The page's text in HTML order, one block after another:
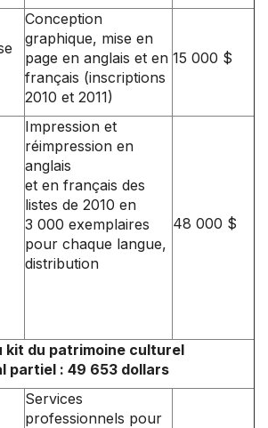
Conception
graphique, mise en
page en anglais et en
français (inscriptions
2010 et 2011)
15 000 $
Impression et
réimpression en
anglais
et en français des
listes de 2010 en
3 000 exemplaires
pour chaque langue,
distribution
48 000 $
kit du patrimoine culturel
partiel : 49 653 dollars
Services
professionnels pour